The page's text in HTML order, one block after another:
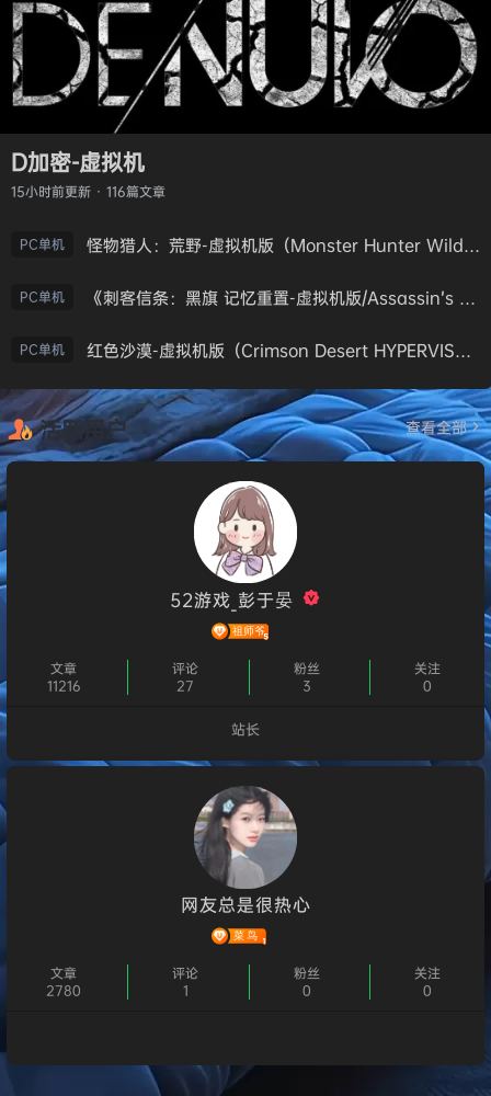
D加密-虚拟机
15小时前更新 · 116篇文章
PC单机 怪物猎人：荒野-虚拟机版（Monster Hunter Wilds HYPERVISOR）免安装中文版
PC单机 《刺客信条：黑旗 记忆重置-虚拟机版/Assassin’s Creed Black Flag Resynced HYPERVISOR》免安装中文版
PC单机 红色沙漠-虚拟机版（Crimson Desert HYPERVISOR）免安装中文版
活跃用户 查看全部
52游戏_彭于晏
文章
11216
评论
27
粉丝
3
关注
0
站长
个人主页
网友总是很热心
文章
2780
评论
1
粉丝
0
关注
0